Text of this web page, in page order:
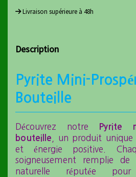
Livraison supérieure à 48h
Description
Pyrite Mini-
Bouteille
Découvrez notre
Pyrite
bouteille , un produit
et énergie positive.
soigneusement remplie de
naturelle réputée